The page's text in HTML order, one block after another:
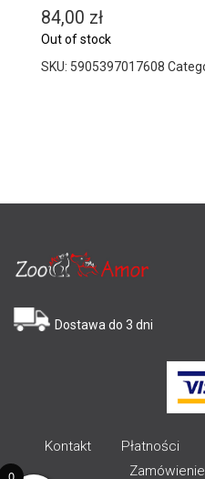
84,00 zł
Out of stock
SKU: 5905397017608
Dostawa do 3 dni
Kontakt Płatności
Zamówienie